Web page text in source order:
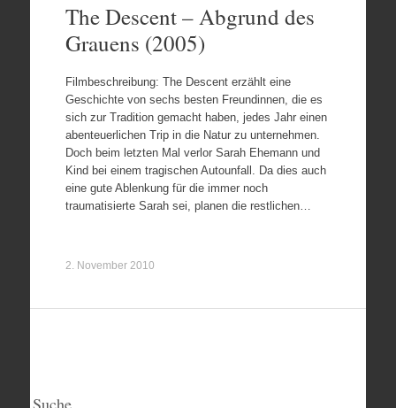
The Descent – Abgrund des
Grauens (2005)
Filmbeschreibung: The Descent erzählt eine
Geschichte von sechs besten Freundinnen, die es
sich zur Tradition gemacht haben, jedes Jahr einen
abenteuerlichen Trip in die Natur zu unternehmen.
Doch beim letzten Mal verlor Sarah Ehemann und
Kind bei einem tragischen Autounfall. Da dies auch
eine gute Ablenkung für die immer noch
traumatisierte Sarah sei, planen die restlichen…
2. November 2010
Suche